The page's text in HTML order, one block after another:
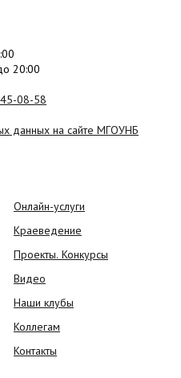
20:00
45-08-58
данных на сайте МГОУНБ
Онлайн-услуги
Краеведение
Проекты. Конкурсы
Видео
Наши клубы
Коллегам
Контакты